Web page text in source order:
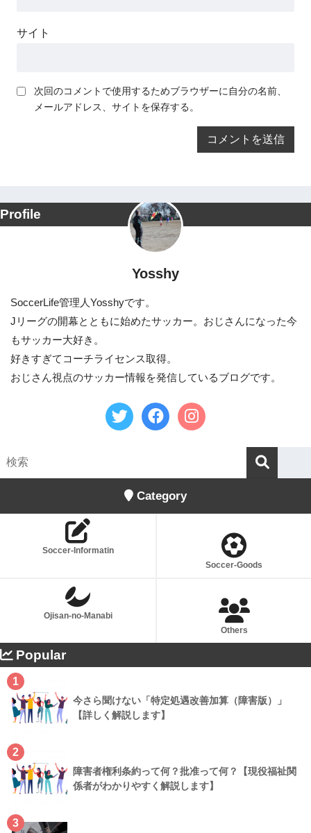
サイト
次回のコメントで使用するためブラウザーに自分の名前、
メールアドレス、サイトを保存する。
Profile
Yosshy
SoccerLife管理人Yosshyです。
Jリーグの開幕とともに始めたサッカー。おじさんになった今
もサッカー大好き。
好きすぎてコーチライセンス取得。
おじさん視点のサッカー情報を発信しているブログです。
Category
Soccer-Informatin
Soccer-Goods
Ojisan-no-Manabi
Others
Popular
1
今さら聞けない「特定処遇改善加算（障害版）」
【詳しく解説します】
2
障害者権利条約って何？批准って何？【現役福祉関
係者がわかりやすく解説します】
3